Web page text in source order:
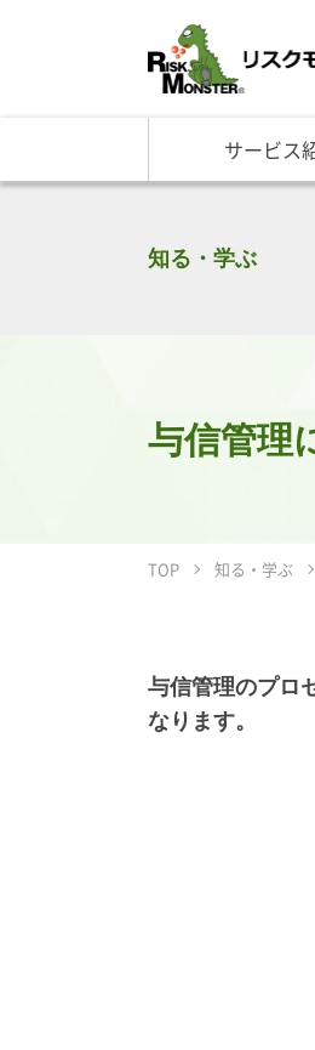
サービス
知る・学ぶ
与信管理
TOP 知る・学ぶ
与信管理のプロ
なります。